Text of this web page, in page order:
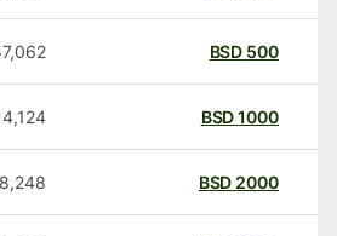
500
BSD
157,062
1000
BSD
314,124
2000
BSD